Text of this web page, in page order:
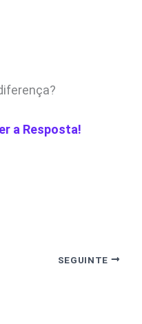
a Resposta!
SEGUINTE